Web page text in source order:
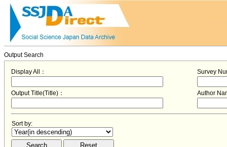
Output Search
Display All： Survey
Output Title(Title)： Author
Sort by: